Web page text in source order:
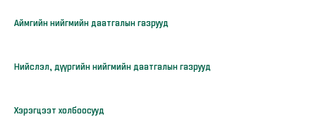
Аймгийн нийгмийн даатгалын газрууд
Нийслэл, дүүргийн нийгмийн даатгалын газрууд
Хэрэгцээт холбоосууд